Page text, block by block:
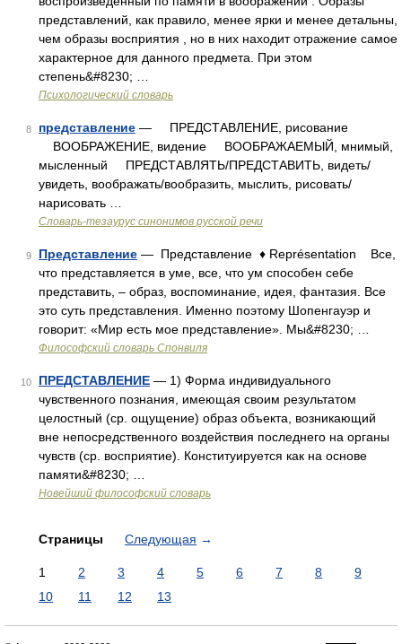
представлений, как правило, менее ярки и менее детальны,
чем образы восприятия , но в них находит отражение самое
характерное для данного предмета. При этом
степень&#8230; …
Психологический словарь
8 представление — ПРЕДСТАВЛЕНИЕ, рисование
ВООБРАЖЕНИЕ, видение ВООБРАЖАЕМЫЙ, мнимый,
мысленный ПРЕДСТАВЛЯТЬ/ПРЕДСТАВИТЬ, видеть/
увидеть, воображать/вообразить, мыслить, рисовать/
нарисовать …
Словарь-тезаурус синонимов русской речи
9 Представление — Представление ♦ Représentation Все,
что представляется в уме, все, что ум способен себе
представить, – образ, воспоминание, идея, фантазия. Все
это суть представления. Именно поэтому Шопенгауэр и
говорит: «Мир есть мое представление». Мы&#8230; …
Философский словарь Спонвиля
10 ПРЕДСТАВЛЕНИЕ — 1) Форма индивидуального
чувственного познания, имеющая своим результатом
целостный (ср. ощущение) образ объекта, возникающий
вне непосредственного воздействия последнего на органы
чувств (ср. восприятие). Конституируется как на основе
памяти&#8230; …
Новейший философский словарь
Страницы Следующая →
1 2 3 4 5 6 7 8
9
10
11 12 13